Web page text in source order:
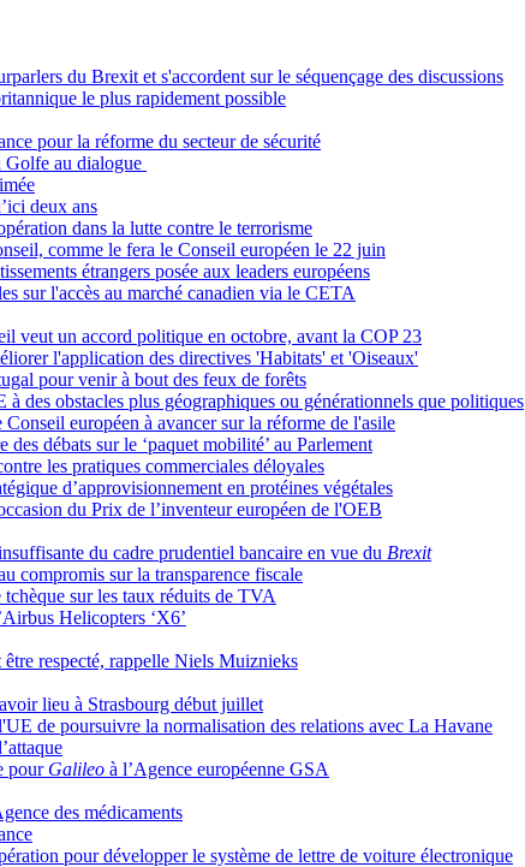
du Brexit et s'accordent sur le séquençage des discussions
le plus rapidement possible
pour la réforme du secteur de sécurité
Golfe au dialogue
deux ans
dans la lutte contre le terrorisme
comme le fera le Conseil européen le 22 juin
étrangers posée aux leaders européens
sur l'accès au marché canadien via le CETA
veut un accord politique en octobre, avant la COP 23
l'application des directives 'Habitats' et 'Oiseaux'
pour venir à bout des feux de forêts
des obstacles plus géographiques ou générationnels que politiques
européen à avancer sur la réforme de l'asile
des débats sur le ‘paquet mobilité’ au Parlement
les pratiques commerciales déloyales
d’approvisionnement en protéines végétales
du Prix de l’inventeur européen de l'OEB
du cadre prudentiel bancaire en vue du Brexit
compromis sur la transparence fiscale
sur les taux réduits de TVA
Helicopters ‘X6’
respecté, rappelle Niels Muiznieks
lieu à Strasbourg début juillet
de poursuivre la normalisation des relations avec La Havane
pour Galileo à l’Agence européenne GSA
des médicaments
pour développer le système de lettre de voiture électronique